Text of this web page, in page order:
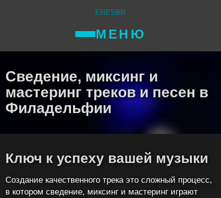
ENESBR
МЕНЮ
Сведение, миксинг и
мастеринг треков и песен в
Филадельфии
Ключ к успеху вашей музыки
Создание качественного трека это сложный процесс,
в котором сведение, миксинг и мастеринг играют